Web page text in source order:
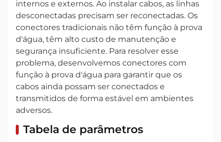
internos e externos. Ao instalar cabos, as linhas
desconectadas precisam ser reconectadas. Os
conectores tradicionais não têm função à prova
d'água, têm alto custo de manutenção e
segurança insuficiente. Para resolver esse
problema, desenvolvemos conectores com
função à prova d'água para garantir que os
cabos ainda possam ser conectados e
transmitidos de forma estável em ambientes
adversos.
Tabela de parâmetros